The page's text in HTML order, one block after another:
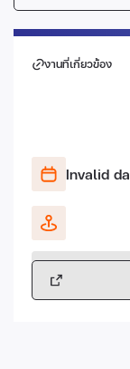
งานที่เกี่ยวข้อง
Invalid